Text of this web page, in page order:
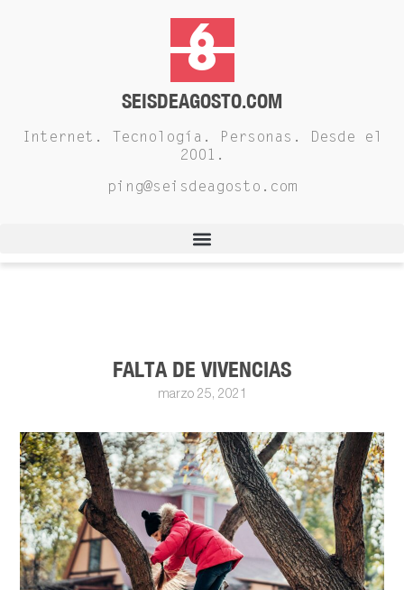
SEISDEAGOSTO.COM
Internet. Tecnología. Personas. Desde el
2001.
ping@seisdeagosto.com
FALTA DE VIVENCIAS
marzo 25, 2021